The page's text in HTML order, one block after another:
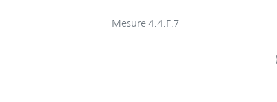
Mesure 4.4.F.7